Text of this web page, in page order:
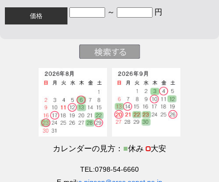
価格 ～ 円
カレンダーの見方： ■休み 大安
TEL:0798-54-6660